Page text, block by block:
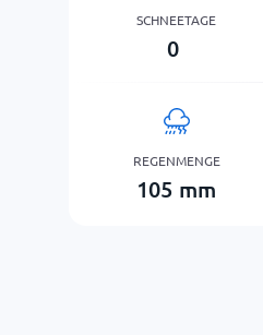
SCHNEETAGE
0
REGENMENGE
105 mm